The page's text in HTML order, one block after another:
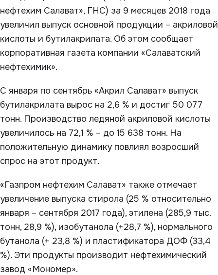
нефтехим Салават», ГНС) за 9 месяцев 2018 года
увеличил выпуск основной продукции – акриловой
кислоты и бутилакрилата. Об этом сообщает
корпоративная газета компании «Салаватский
нефтехимик».
С января по сентябрь «Акрил Салават» выпуск
бутилакрилата вырос на 2,6 % и достиг 50 077
тонн. Производство ледяной акриловой кислоты
увеличилось на 72,1 % – до 15 638 тонн. На
положительную динамику повлиял возросший
спрос на этот продукт.
«Газпром нефтехим Салават» также отмечает
увеличение выпуска стирола (25 % относительно
января – сентября 2017 года), этилена (285,9 тыс.
тонн, 28,9 %), изобутанола (+28,7 %), нормального
бутанола (+ 23,8 %) и пластификатора ДОФ (33,4
%). Эти продукты производит нефтехимический
завод «Мономер».